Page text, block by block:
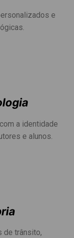
e
a identidade
e alunos.
de trânsito,